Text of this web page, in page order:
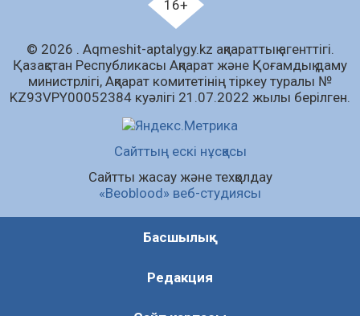
«Дауыс беру учаскесін қалай табуға болады?»￼
07.08.2026 65 0
Барлық жаңалық
16+
© 2026 . Аqmeshit-aptalygy.kz ақпараттық агенттігі.
Қазақстан Республикасы Ақпарат және Қоғамдық даму
министрлігі, Ақпарат комитетінің тіркеу туралы №
KZ93VPY00052384 куәлігі 21.07.2022 жылы берілген.
Сайттың ескі нұсқасы
Сайтты жасау және техқолдау
«Beoblood» веб-студиясы
Басшылық
Редакция